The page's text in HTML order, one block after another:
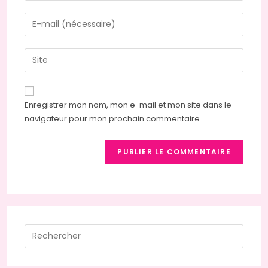
name
or
to
comment
Enter
your
email
address
comment
Saisir
l’URL
de
votre
site
Enregistrer mon nom, mon e-mail et mon site dans le
navigateur pour mon prochain commentaire.